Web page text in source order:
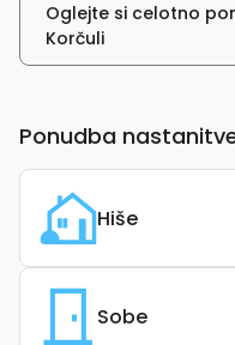
Oglejte si celotno
Korčuli
Ponudba
Hiše
Sobe